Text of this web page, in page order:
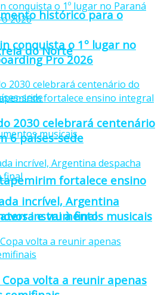
histórico para o
do Norte
fortalece ensino
instrumentos musicais
conquista o 1º lugar no
Pro 2026
2030 celebrará centenário
6 países-sede
incrível, Argentina
e vai à final
Copa volta a reunir apenas